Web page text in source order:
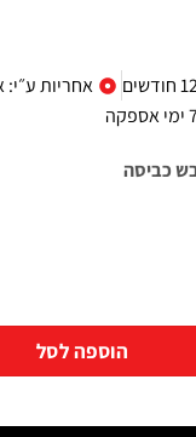
אחריות ע״י:
כביסה
הוספה לסל